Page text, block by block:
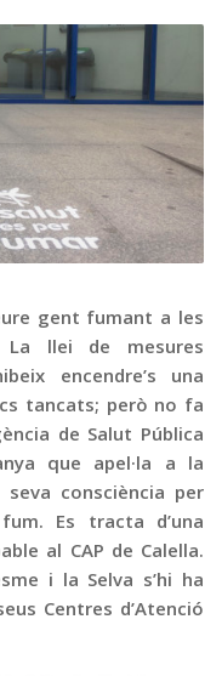
gent fumant a les
La llei de mesures
encendre’s una
tancats; però no fa
de Salut Pública
que apel·la a la
consciència per
Es tracta d’una
al CAP de Calella.
i la Selva s’hi ha
Centres d’Atenció